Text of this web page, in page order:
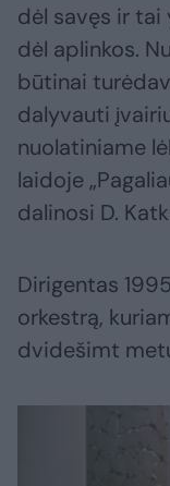
dėl savęs ir tai
dėl aplinkos.
būtinai
dalyvauti
nuolatiniame
laidoje
dalinosi D.
Dirigentas
orkestrą,
dvidešimt